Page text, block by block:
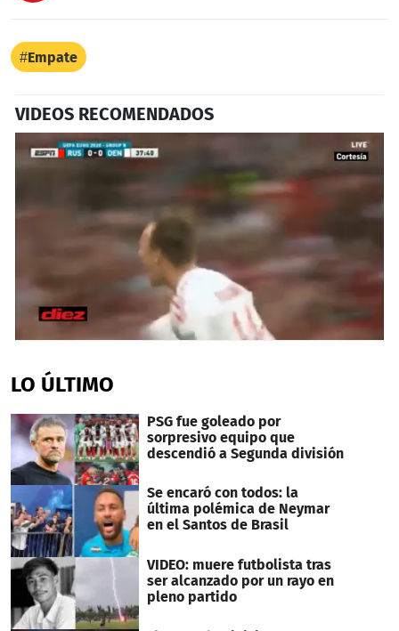
Empate
VIDEOS RECOMENDADOS
of
2
8
seconds
LO ÚLTIMO
PSG fue goleado por
sorpresivo equipo que
descendió a Segunda división
Se encaró con todos: la
última polémica de Neymar
en el Santos de Brasil
VIDEO: muere futbolista tras
ser alcanzado por un rayo en
pleno partido